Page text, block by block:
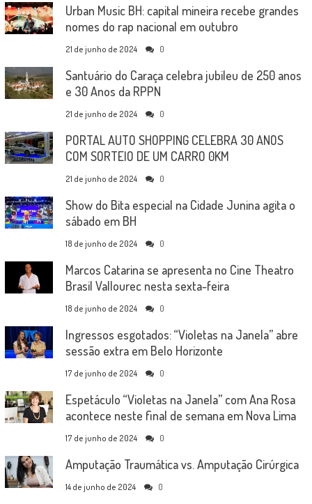
Urban Music BH: capital mineira recebe grandes
nomes do rap nacional em outubro
21 de junho de 2024 0
Santuário do Caraça celebra jubileu de 250 anos
e 30 Anos da RPPN
21 de junho de 2024 0
PORTAL AUTO SHOPPING CELEBRA 30 ANOS
COM SORTEIO DE UM CARRO 0KM
21 de junho de 2024 0
Show do Bita especial na Cidade Junina agita o
sábado em BH
18 de junho de 2024 0
Marcos Catarina se apresenta no Cine Theatro
Brasil Vallourec nesta sexta-feira
18 de junho de 2024 0
Ingressos esgotados: “Violetas na Janela” abre
sessão extra em Belo Horizonte
17 de junho de 2024 0
Espetáculo “Violetas na Janela” com Ana Rosa
acontece neste final de semana em Nova Lima
17 de junho de 2024 0
Amputação Traumática vs. Amputação Cirúrgica
14 de junho de 2024 0